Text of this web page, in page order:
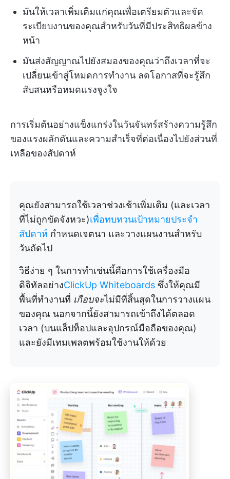
มันให้เวลาเพิ่มเติมแก่คุณเพื่อเตรียมตัวและจัด
ระเบียบงานของคุณสำหรับวันที่มีประสิทธิผลข้าง
หน้า
มันส่งสัญญาณไปยังสมองของคุณว่าถึงเวลาที่จะ
เปลี่ยนเข้าสู่โหมดการทำงาน ลดโอกาสที่จะรู้สึก
สับสนหรือหมดแรงจูงใจ
การเริ่มต้นอย่างแข็งแกร่งในวันจันทร์สร้างความรู้สึก
ของแรงผลักดันและความสำเร็จที่ต่อเนื่องไปยังส่วนที่
เหลือของสัปดาห์
คุณยังสามารถใช้เวลาช่วงเช้าเพิ่มเติม (และเวลา
ที่ไม่ถูกขัดจังหวะ)เพื่อทบทวนเป้าหมายประจำ
สัปดาห์ กำหนดเจตนา และวางแผนงานสำหรับ
วันถัดไป
วิธีง่าย ๆ ในการทำเช่นนี้คือการใช้เครื่องมือ
ดิจิทัลอย่างClickUp Whiteboards ซึ่งให้คุณมี
พื้นที่ทำงานที่ เกือบจะไม่มีที่สิ้นสุดในการวางแผน
ของคุณ นอกจากนี้ยังสามารถเข้าถึงได้ตลอด
เวลา (บนแล็ปท็อปและอุปกรณ์มือถือของคุณ)
และยังมีเทมเพลตพร้อมใช้งานให้ด้วย